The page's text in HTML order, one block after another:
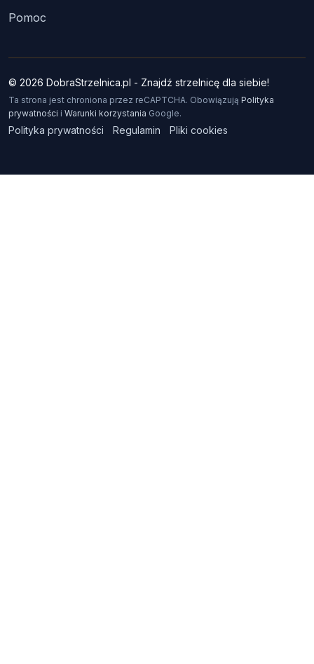
Pomoc
© 2026 DobraStrzelnica.pl - Znajdź strzelnicę dla siebie!
Ta strona jest chroniona przez reCAPTCHA. Obowiązują Polityka
prywatności i Warunki korzystania Google.
Polityka prywatności Regulamin Pliki cookies